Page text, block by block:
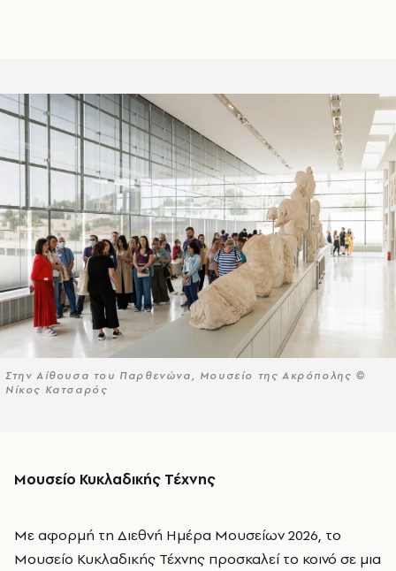
Στην Αίθουσα του Παρθενώνα, Μουσείο της Ακρόπολης ©
Νίκος Κατσαρός
Μουσείο Κυκλαδικής Τέχνης
Με αφορμή τη Διεθνή Ημέρα Μουσείων 2026, το
Μουσείο Κυκλαδικής Τέχνης προσκαλεί το κοινό σε μια